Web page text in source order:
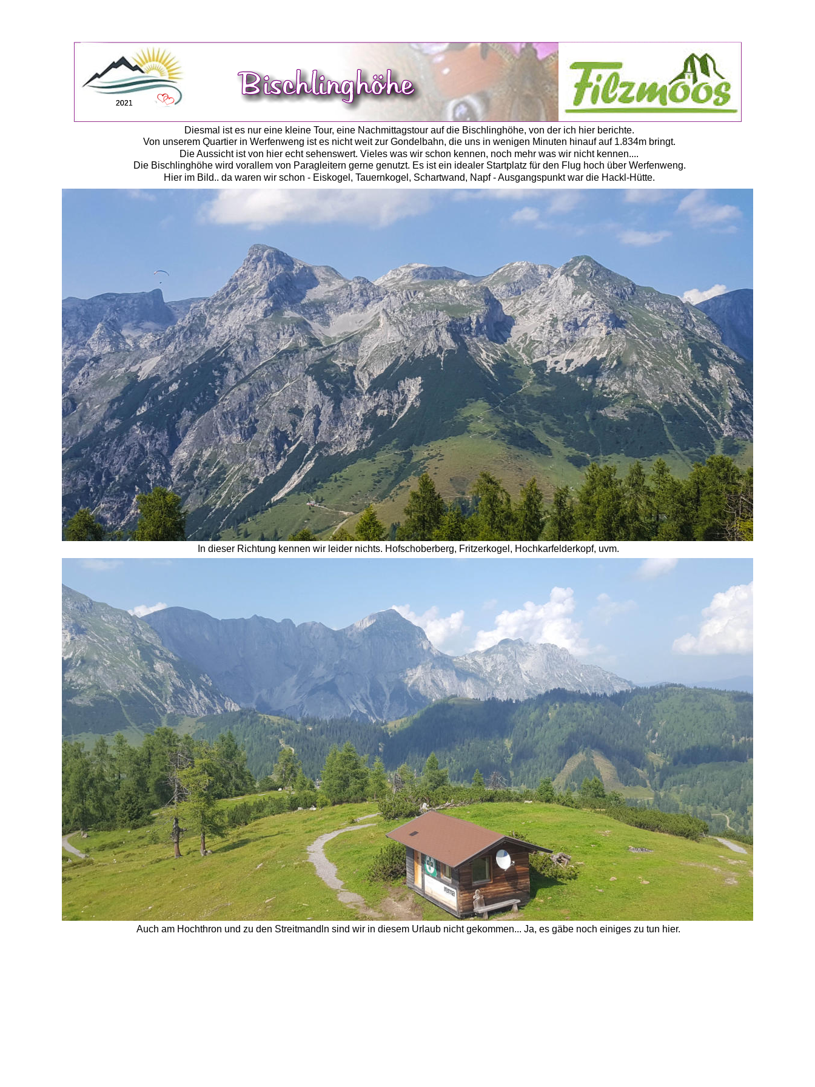
Diesmal ist es nur eine kleine Tour, eine Nachmittagstour auf die Bischlinghöhe, von der ich hier berichte.
Von unserem Quartier in Werfenweng ist es nicht weit zur Gondelbahn, die uns in wenigen Minuten hinauf auf 1.834m bringt.
Die Aussicht ist von hier echt sehenswert. Vieles was wir schon kennen, noch mehr was wir nicht kennen....
Die Bischlinghöhe wird vorallem von Paragleitern gerne genutzt. Es ist ein idealer Startplatz für den Flug hoch über Werfenweng.
Hier im Bild.. da waren wir schon - Eiskogel, Tauernkogel, Schartwand, Napf - Ausgangspunkt war die Hackl-Hütte.
2021
2021
In dieser Richtung kennen wir leider nichts. Hofschoberberg, Fritzerkogel, Hochkarfelderkopf, uvm.
Auch am Hochthron und zu den Streitmandln sind wir in diesem Urlaub nicht gekommen... Ja, es gäbe noch einiges zu tun hier.